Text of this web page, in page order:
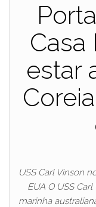
Casa
estar
USS Carl Vinson
EUA O USS
marinha